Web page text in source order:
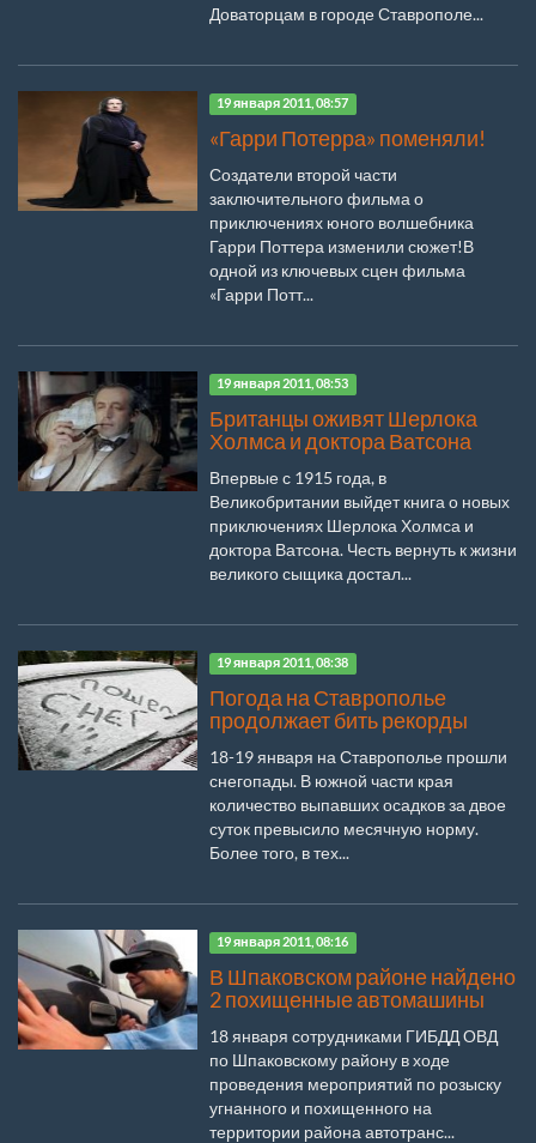
Доваторцам в городе Ставрополе...
19 января 2011, 08:57
«Гарри Потерра» поменяли!
Создатели второй части
заключительного фильма о
приключениях юного волшебника
Гарри Поттера изменили сюжет!В
одной из ключевых сцен фильма
«Гарри Потт...
19 января 2011, 08:53
Британцы оживят Шерлока
Холмса и доктора Ватсона
Впервые с 1915 года, в
Великобритании выйдет книга о новых
приключениях Шерлока Холмса и
доктора Ватсона. Честь вернуть к жизни
великого сыщика достал...
19 января 2011, 08:38
Погода на Ставрополье
продолжает бить рекорды
18-19 января на Ставрополье прошли
снегопады. В южной части края
количество выпавших осадков за двое
суток превысило месячную норму.
Более того, в тех...
19 января 2011, 08:16
В Шпаковском районе найдено
2 похищенные автомашины
18 января сотрудниками ГИБДД ОВД
по Шпаковскому району в ходе
проведения мероприятий по розыску
угнанного и похищенного на
территории района автотранс...